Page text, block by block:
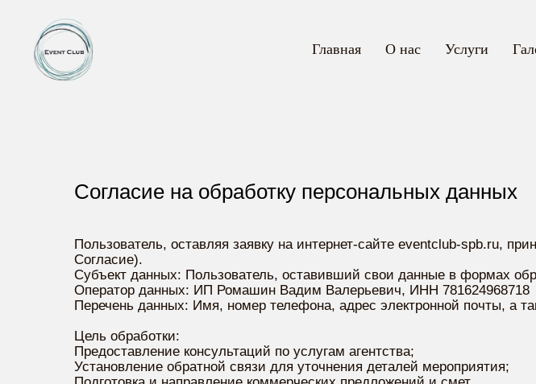
Главная О нас Услуги
Согласие на обработку персональных данных
Пользователь, оставляя заявку на интернет-сайте eventclub-spb.ru,
Согласие).
Субъект данных: Пользователь, оставивший свои данные в формах
Оператор данных: ИП Ромашин Вадим Валерьевич, ИНН 781624968718
Перечень данных: Имя, номер телефона, адрес электронной почты, а
Цель обработки:
Предоставление консультаций по услугам агентства;
Установление обратной связи для уточнения деталей мероприятия;